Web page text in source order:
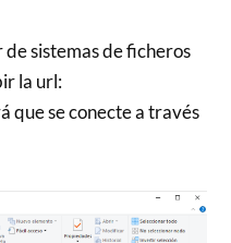
sistemas de ficheros
la url:
que se conecte a través